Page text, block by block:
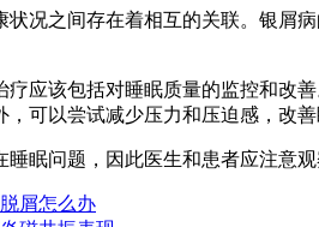
状况之间存在着相互的关联。银屑
疗应该包括对睡眠质量的监控和改
可以尝试减少压力和压迫感，改
睡眠问题，因此医生和患者应注意
屑怎么办